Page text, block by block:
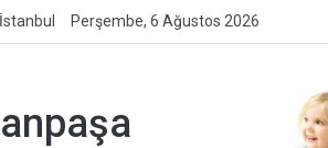
İstanbul Perşembe, 6 Ağustos 2026